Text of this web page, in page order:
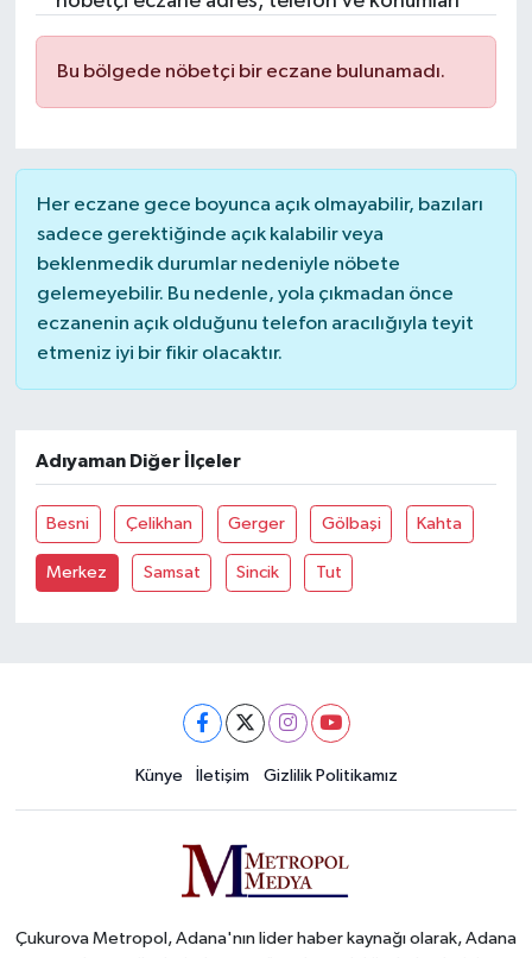
Bu bölgede nöbetçi bir eczane bulunamadı.
Her eczane gece boyunca açık olmayabilir, bazıları
sadece gerektiğinde açık kalabilir veya
beklenmedik durumlar nedeniyle nöbete
gelemeyebilir. Bu nedenle, yola çıkmadan önce
eczanenin açık olduğunu telefon aracılığıyla teyit
etmeniz iyi bir fikir olacaktır.
Adıyaman Diğer İlçeler
Besni Çelikhan Gerger Gölbaşi Kahta
Merkez Samsat Sincik Tut
Künye İletişim Gizlilik Politikamız
Çukurova Metropol, Adana'nın lider haber kaynağı olarak, Adana
Resmi İlanlar